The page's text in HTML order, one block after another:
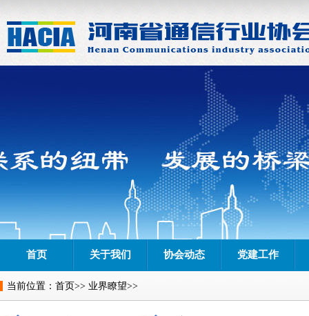
首页 关于我们 协会动态 党建工作
当前位置： 首页>> 业界瞭望>>